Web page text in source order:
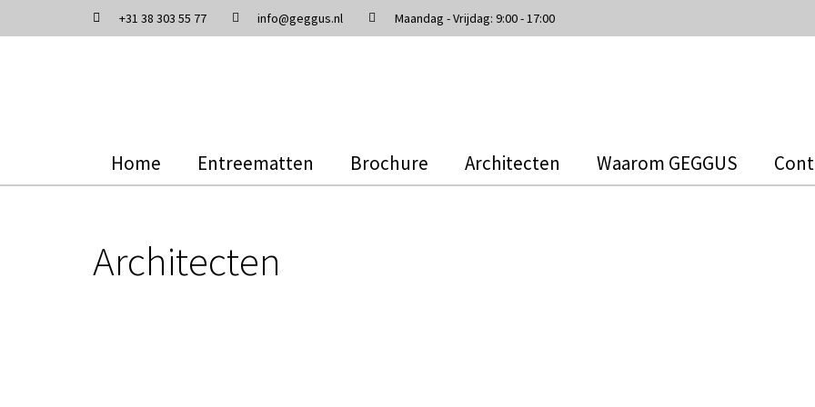
+31 38 303 55 77 info@geggus.nl Maandag - Vrijdag: 9:00 - 17:00
Home Entreematten Brochure Architecten Waarom GEGGUS
Architecten